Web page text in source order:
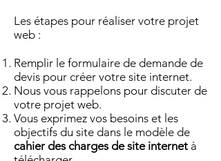
Les étapes pour réaliser votre projet
web :
Remplir le formulaire de demande de
devis pour créer votre site internet.
Nous vous rappelons pour discuter de
votre projet web.
Vous exprimez vos besoins et les
objectifs du site dans le modèle de
cahier des charges de site internet à